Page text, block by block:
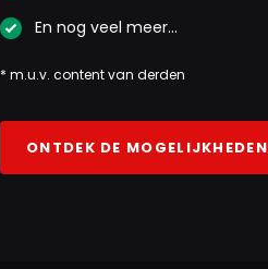
En nog veel meer…
* m.u.v. content van derden
ONTDEK DE MOGELIJKHEDEN